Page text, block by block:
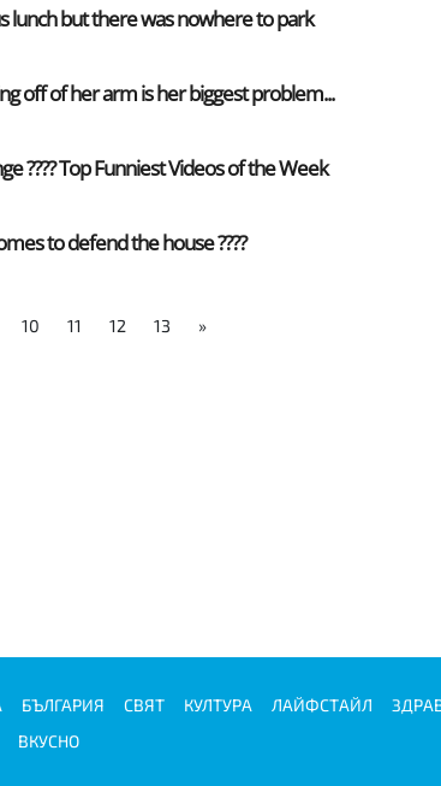
lunch but there was nowhere to park
off of her arm is her biggest problem...
???? Top Funniest Videos of the Week
to defend the house ????
10 11 12 13 »
БЪЛГАРИЯ СВЯТ КУЛТУРА ЛАЙФСТАЙЛ
ВКУСНО